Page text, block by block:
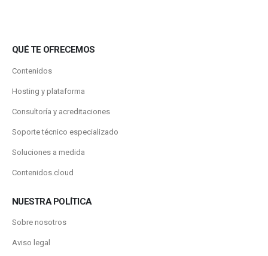
QUÉ TE OFRECEMOS
Contenidos
Hosting y plataforma
Consultoría y acreditaciones
Soporte técnico especializado
Soluciones a medida
Contenidos.cloud
NUESTRA POLÍTICA
Sobre nosotros
Aviso legal